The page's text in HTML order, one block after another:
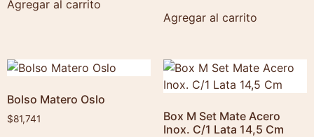
Agregar al carrito
Agregar al carrito
Bolso Matero Oslo
$81,741
Box M Set Mate Acero
Inox. C/1 Lata 14,5 Cm